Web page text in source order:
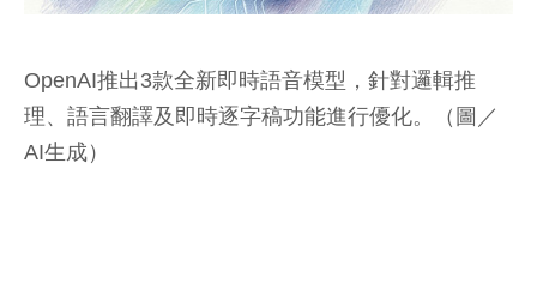
OpenAI推出3款全新即時語音模型，針對邏輯推
理、語言翻譯及即時逐字稿功能進行優化。（圖／
AI生成）